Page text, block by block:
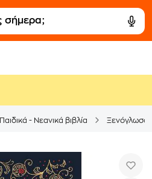
Παιδικά - Νεανικά βιβλία